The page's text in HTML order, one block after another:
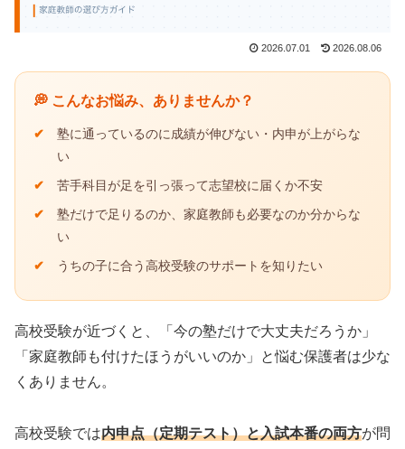
2026.07.01 2026.08.06
💭 こんなお悩み、ありませんか？
✔
塾に通っているのに成績が伸びない・内申が上がらな
い
✔
苦手科目が足を引っ張って志望校に届くか不安
✔
塾だけで足りるのか、家庭教師も必要なのか分からな
い
✔
うちの子に合う高校受験のサポートを知りたい
高校受験が近づくと、「今の塾だけで大丈夫だろうか」
「家庭教師も付けたほうがいいのか」と悩む保護者は少な
くありません。
高校受験では内申点（定期テスト）と入試本番の両方が問